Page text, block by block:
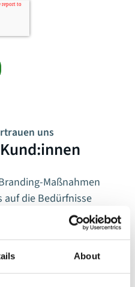
About
uns
Maßnahmen
die Bedürfnisse
hat uns ermöglicht,
Event auf die Beine